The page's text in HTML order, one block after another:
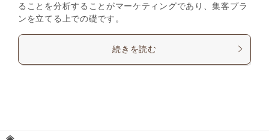
ることを分析することがマーケティングであり、集客プラ
ンを立てる上での礎です。
続きを読む